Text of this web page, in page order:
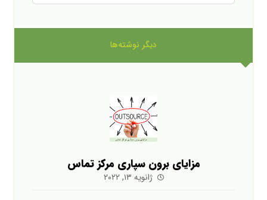
دیگر نوشته‌ها
مزایای برون سپاری مرکز تماس
ژانویه ۱۳, ۲۰۲۲